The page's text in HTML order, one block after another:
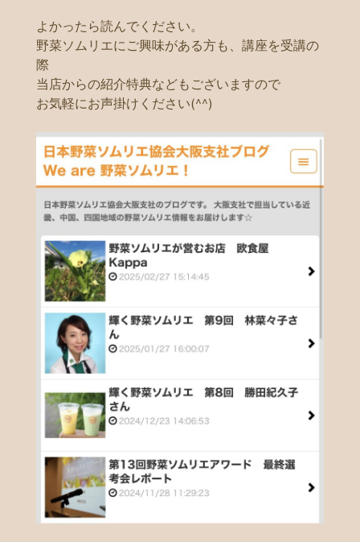
よかったら読んでください。
野菜ソムリエにご興味がある方も、講座を受講の
際
当店からの紹介特典などもございますので
お気軽にお声掛けください(^^)